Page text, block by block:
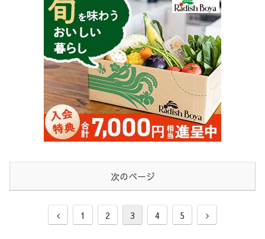
次のページ
1 2 3 4 5